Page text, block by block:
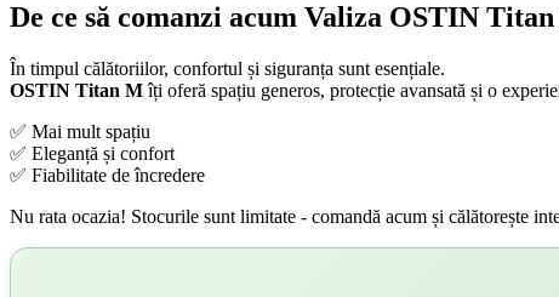
De ce să comanzi acum Valiza OSTIN
În timpul călătoriilor, confortul și siguranța sunt esențiale.
OSTIN Titan Mîți oferă spațiu generos, protecție avansată și o
✅ Mai mult spațiu
✅ Eleganță și confort
✅ Fiabilitate de încredere
Nu rata ocazia! Stocurile sunt limitate - comandă acum și călătorește